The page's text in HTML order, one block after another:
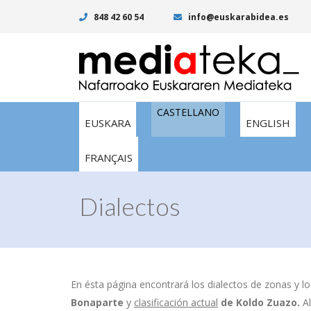
848 42 60 54 info@euskarabidea.es
EUSKARA
CASTELLANO
ENGLISH
FRANÇAIS
Dialectos
En ésta página encontrará los dialectos de zonas y
Bonaparte y clasificación actual de Koldo Zuazo.